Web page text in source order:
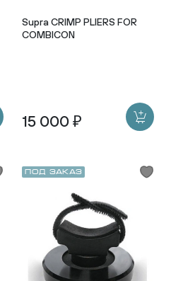
Supra CRIMP PLIERS FOR
COMBICON
15 000 ₽
Под заказ